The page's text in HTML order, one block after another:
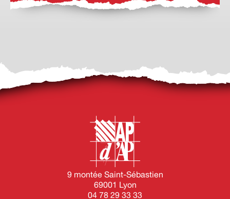
9 montée Saint-Sébastien
69001 Lyon
04 78 29 33 33